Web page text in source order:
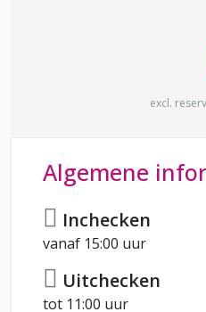
excl.
Algemene
Inchecken
vanaf 15:00 uur
Uitchecken
tot 11:00 uur